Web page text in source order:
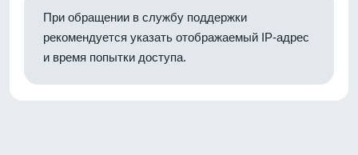
При обращении в службу поддержки
рекомендуется указать отображаемый IP-адрес
и время попытки доступа.